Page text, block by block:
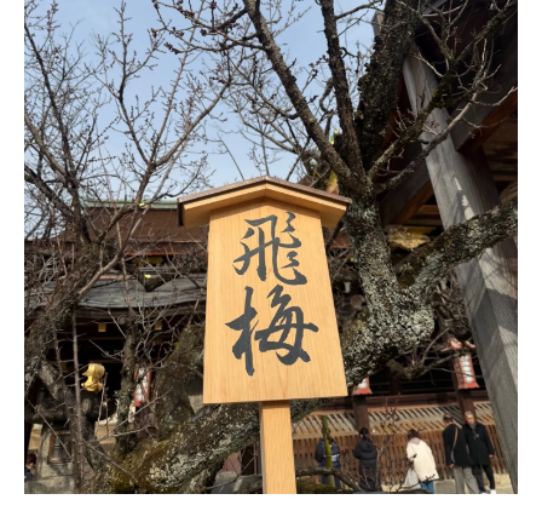
京都駅から出発するレンタサイクル旅の計
画術
レンタサイクル京都駅発で観光スポットを
効率巡回
京都駅レンタサイクルの選び方と活用のポ
イント
レンタサイクルで京都駅周辺から各地へ快
適アクセス
京都駅レンタサイクル活用で時短観光を叶
えるコツ
安く賢く楽しむためのレンタサイクル最新活用
法
レンタサイクル京都で安く賢く観光する節